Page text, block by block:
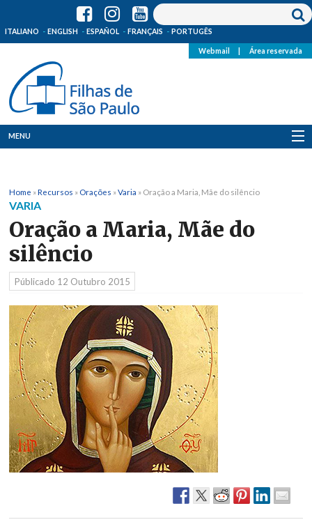
ITALIANO ENGLISH ESPAÑOL FRANÇAIS PORTUGÊS
Webmail Área reservada
MENU
Onde Estamos
Notícias
Home »Recursos » Orações »Varia » Oração a Maria, Mãe do silêncio
VARIA
Oração a Maria, Mãe do
silêncio
Públicado 12 Outubro 2015